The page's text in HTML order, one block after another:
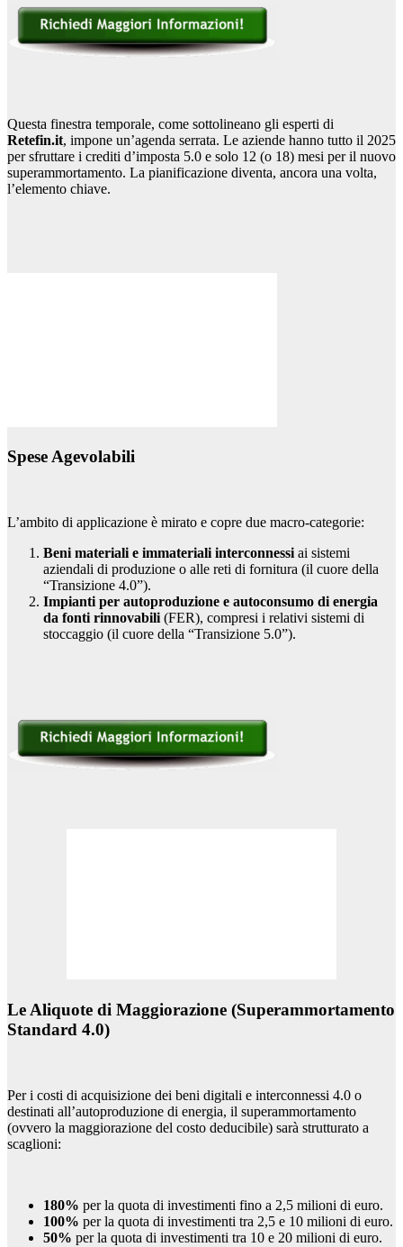
Questa finestra temporale, come sottolineano gli esperti di
Retefin.it, impone un’agenda serrata. Le aziende hanno tutto il 2025
per sfruttare i crediti d’imposta 5.0 e solo 12 (o 18) mesi per il nuovo
superammortamento. La pianificazione diventa, ancora una volta,
l’elemento chiave.
Spese Agevolabili
L’ambito di applicazione è mirato e copre due macro-categorie:
Beni materiali e immateriali interconnessi ai sistemi
aziendali di produzione o alle reti di fornitura (il cuore della
“Transizione 4.0”).
Impianti per autoproduzione e autoconsumo di energia
da fonti rinnovabili (FER), compresi i relativi sistemi di
stoccaggio (il cuore della “Transizione 5.0”).
Le Aliquote di Maggiorazione (Superammortamento
Standard 4.0)
Per i costi di acquisizione dei beni digitali e interconnessi 4.0 o
destinati all’autoproduzione di energia, il superammortamento
(ovvero la maggiorazione del costo deducibile) sarà strutturato a
scaglioni:
180% per la quota di investimenti fino a 2,5 milioni di euro.
100% per la quota di investimenti tra 2,5 e 10 milioni di euro.
50% per la quota di investimenti tra 10 e 20 milioni di euro.